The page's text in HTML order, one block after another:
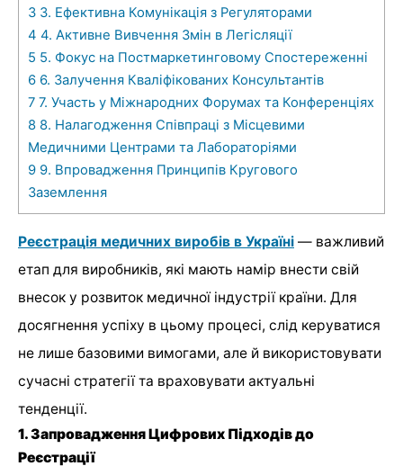
3 3. Ефективна Комунікація з Регуляторами
4 4. Активне Вивчення Змін в Легісляції
5 5. Фокус на Постмаркетинговому Спостереженні
6 6. Залучення Кваліфікованих Консультантів
7 7. Участь у Міжнародних Форумах та Конференціях
8 8. Налагодження Співпраці з Місцевими
Медичними Центрами та Лабораторіями
9 9. Впровадження Принципів Кругового
Заземлення
Реєстрація медичних виробів в Україні — важливий
етап для виробників, які мають намір внести свій
внесок у розвиток медичної індустрії країни. Для
досягнення успіху в цьому процесі, слід керуватися
не лише базовими вимогами, але й використовувати
сучасні стратегії та враховувати актуальні
тенденції.
1. Запровадження Цифрових Підходів до
Реєстрації